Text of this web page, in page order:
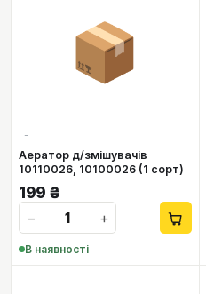
📦
-
Аератор д/змішувачів
10110026, 10100026 (1 сорт)
199 ₴
−
+
В наявності